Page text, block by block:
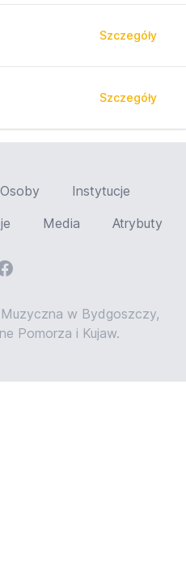
Szczegóły
Szczegóły
Osoby
Instytucje
Media Atrybuty
w Bydgoszczy,
Pomorza i Kujaw.